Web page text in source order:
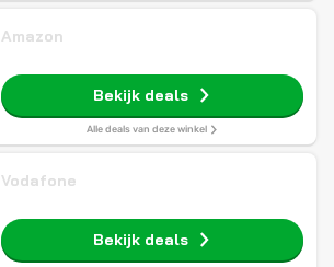
Amazon
Bekijk deals
Alle deals van deze winkel
Vodafone
Bekijk deals